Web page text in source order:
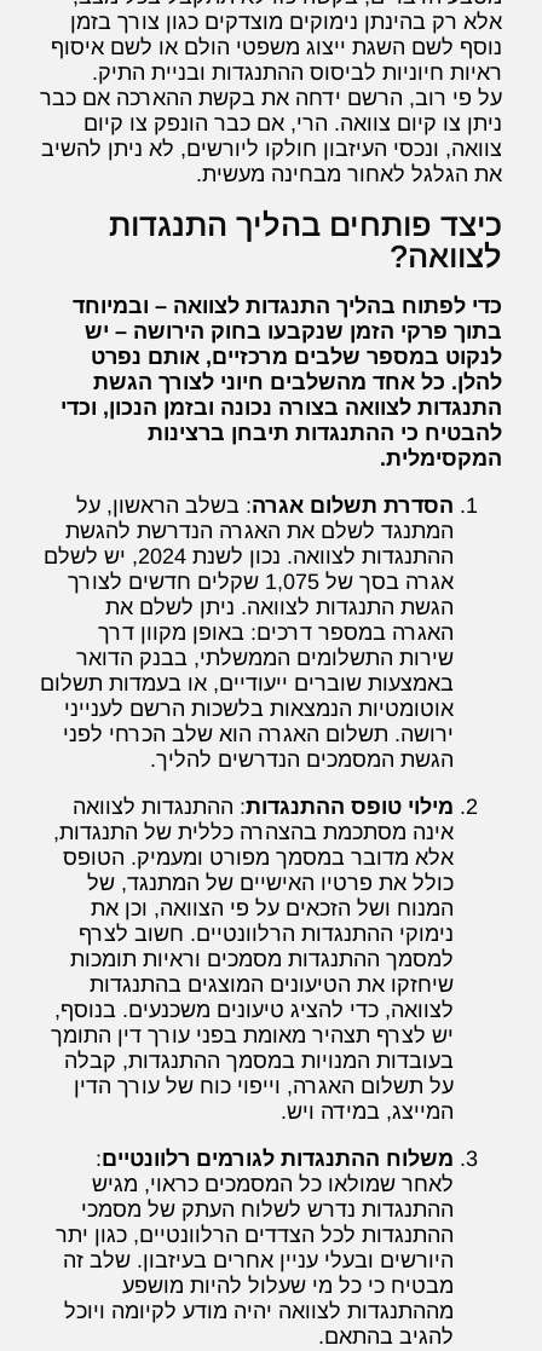
אלא רק בהינתן נימוקים מוצדקים כגון צורך בזמן
נוסף לשם השגת ייצוג משפטי הולם או לשם איסוף
ראיות חיוניות לביסוס ההתנגדות ובניית התיק.
על פי רוב, הרשם ידחה את בקשת ההארכה אם כבר
ניתן צו קיום צוואה. הרי, אם כבר הונפק צו קיום
צוואה, ונכסי העיזבון חולקו ליורשים, לא ניתן להשיב
את הגלגל לאחור מבחינה מעשית.
כיצד פותחים בהליך התנגדות
לצוואה?
כדי לפתוח בהליך התנגדות לצוואה – ובמיוחד
בתוך פרקי הזמן שנקבעו בחוק הירושה – יש
לנקוט במספר שלבים מרכזיים, אותם נפרט
להלן. כל אחד מהשלבים חיוני לצורך הגשת
התנגדות לצוואה בצורה נכונה ובזמן הנכון, וכדי
להבטיח כי ההתנגדות תיבחן ברצינות
המקסימלית.
הסדרת תשלום אגרה: בשלב הראשון, על
המתנגד לשלם את האגרה הנדרשת להגשת
ההתנגדות לצוואה. נכון לשנת 2024, יש לשלם
אגרה בסך של 1,075 שקלים חדשים לצורך
הגשת התנגדות לצוואה. ניתן לשלם את
האגרה במספר דרכים: באופן מקוון דרך
שירות התשלומים הממשלתי, בבנק הדואר
באמצעות שוברים ייעודיים, או בעמדות תשלום
אוטומטיות הנמצאות בלשכות הרשם לענייני
ירושה. תשלום האגרה הוא שלב הכרחי לפני
הגשת המסמכים הנדרשים להליך.
מילוי טופס ההתנגדות: ההתנגדות לצוואה
אינה מסתכמת בהצהרה כללית של התנגדות,
אלא מדובר במסמך מפורט ומעמיק. הטופס
כולל את פרטיו האישיים של המתנגד, של
המנוח ושל הזכאים על פי הצוואה, וכן את
נימוקי ההתנגדות הרלוונטיים. חשוב לצרף
למסמך ההתנגדות מסמכים וראיות תומכות
שיחזקו את הטיעונים המוצגים בהתנגדות
לצוואה, כדי להציג טיעונים משכנעים. בנוסף,
יש לצרף תצהיר מאומת בפני עורך דין התומך
בעובדות המנויות במסמך ההתנגדות, קבלה
על תשלום האגרה, וייפוי כוח של עורך הדין
המייצג, במידה ויש.
משלוח ההתנגדות לגורמים רלוונטיים:
לאחר שמולאו כל המסמכים כראוי, מגיש
ההתנגדות נדרש לשלוח העתק של מסמכי
ההתנגדות לכל הצדדים הרלוונטיים, כגון יתר
היורשים ובעלי עניין אחרים בעיזבון. שלב זה
מבטיח כי כל מי שעלול להיות מושפע
מההתנגדות לצוואה יהיה מודע לקיומה ויוכל
להגיב בהתאם.